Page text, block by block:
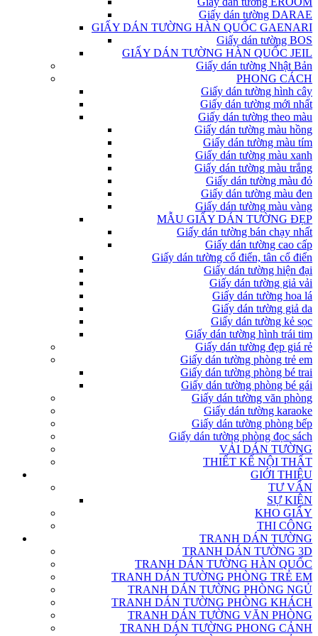
Giấy dán tường DARAE
GIẤY DÁN TƯỜNG HÀN QUỐC GAENARI
Giấy dán tường BOS
GIẤY DÁN TƯỜNG HÀN QUỐC JEIL
Giấy dán tường Nhật Bản
PHONG CÁCH
Giấy dán tường hình cây
Giấy dán tường mới nhất
Giấy dán tường theo màu
Giấy dán tường màu hồng
Giấy dán tường màu tím
Giấy dán tường màu xanh
Giấy dán tường màu trắng
Giấy dán tường màu đỏ
Giấy dán tường màu đen
Giấy dán tường màu vàng
MẪU GIẤY DÁN TƯỜNG ĐẸP
Giấy dán tường bán chạy nhất
Giấy dán tường cao cấp
Giấy dán tường cổ điển, tân cổ điển
Giấy dán tường hiện đại
Giấy dán tường giả vải
Giấy dán tường hoa lá
Giấy dán tường giả da
Giấy dán tường kẻ sọc
Giấy dán tường hình trái tim
Giấy dán tường đẹp giá rẻ
Giấy dán tường phòng trẻ em
Giấy dán tường phòng bé trai
Giấy dán tường phòng bé gái
Giấy dán tường văn phòng
Giấy dán tường karaoke
Giấy dán tường phòng bếp
Giấy dán tường phòng đọc sách
VẢI DÁN TƯỜNG
THIẾT KẾ NỘI THẤT
GIỚI THIỆU
TƯ VẤN
SỰ KIỆN
KHO GIẤY
THI CÔNG
TRANH DÁN TƯỜNG
TRANH DÁN TƯỜNG 3D
TRANH DÁN TƯỜNG HÀN QUỐC
TRANH DÁN TƯỜNG PHÒNG TRẺ EM
TRANH DÁN TƯỜNG PHÒNG NGỦ
TRANH DÁN TƯỜNG PHÒNG KHÁCH
TRANH DÁN TƯỜNG VĂN PHÒNG
TRANH DÁN TƯỜNG PHONG CẢNH